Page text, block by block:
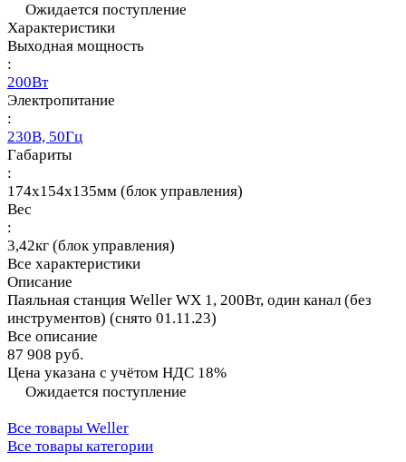
Ожидается поступление
Характеристики
Выходная мощность
:
200Вт
Электропитание
:
230В, 50Гц
Габариты
:
174х154х135мм (блок управления)
Вес
:
3,42кг (блок управления)
Все характеристики
Описание
Паяльная станция Weller WX 1, 200Вт, один канал (без
инструментов) (снято 01.11.23)
Все описание
87 908 руб.
Цена указана с учётом НДС 18%
Ожидается поступление
Все товары Weller
Все товары категории